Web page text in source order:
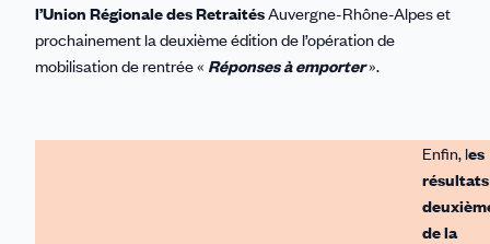
l’Union Régionale des RetraitésAuvergne-Rhône-Alpes et
prochainement la deuxième édition de l’opération de
mobilisation de rentrée « Réponses à emporter».
Enfin, les
de la